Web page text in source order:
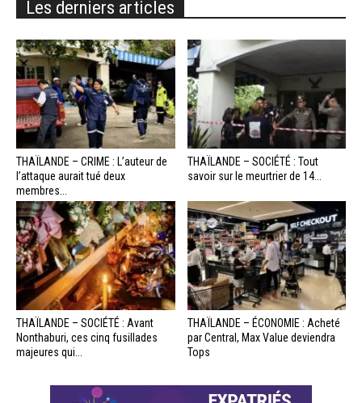
Les derniers articles
THAÏLANDE – CRIME : L’auteur de
l’attaque aurait tué deux
membres...
THAÏLANDE – SOCIÉTÉ : Tout
savoir sur le meurtrier de 14...
THAÏLANDE – SOCIÉTÉ : Avant
Nonthaburi, ces cinq fusillades
majeures qui...
THAÏLANDE – ÉCONOMIE : Acheté
par Central, Max Value deviendra
Tops